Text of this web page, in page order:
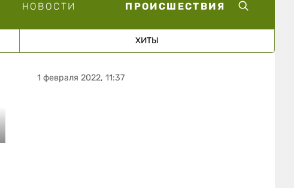
НОВОСТИ ПРОИСШЕСТВИЯ
ХИТЫ
1 февраля 2022, 11:37